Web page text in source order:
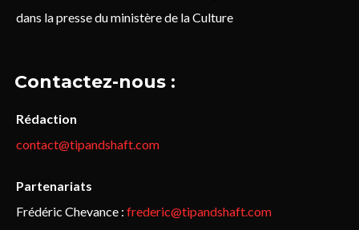
dans la presse du ministère de la Culture
Contactez-nous :
Rédaction
contact@tipandshaft.com
Partenariats
Frédéric Chevance : frederic@tipandshaft.com